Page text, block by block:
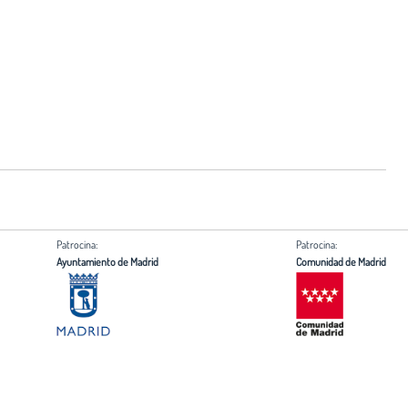
Patrocina:
Ayuntamiento de Madrid
Patrocina:
Comunidad de Madrid